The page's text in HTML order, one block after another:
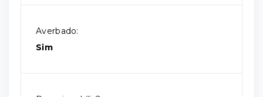
Averbado:
Sim